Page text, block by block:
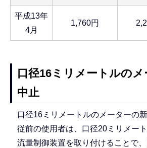
平成13年
4月
1,760円
口径16ミリメートルの
中止
口径16ミリメートルのメーターの
従前の使用者は、口径20ミリメー
流量制御装置を取り付けることで